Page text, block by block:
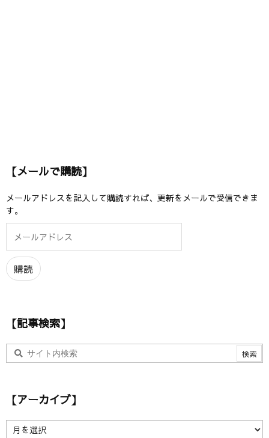
【メールで購読】
メールアドレスを記入して購読すれば、更新をメールで受信できま
す。
ル
ア
ド
購読
【記事検索】
【アーカイブ】